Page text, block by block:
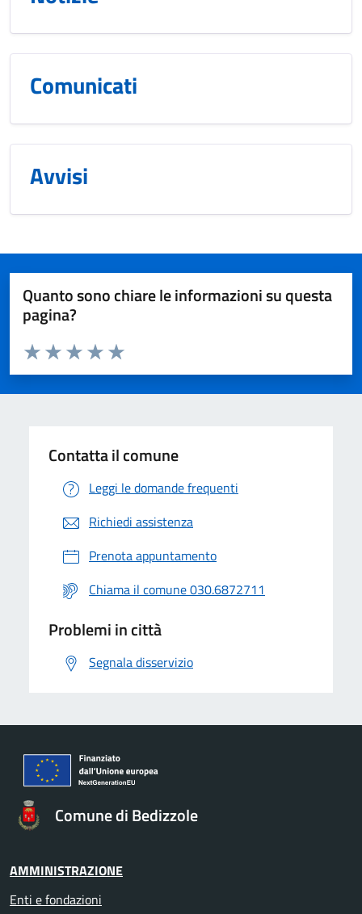
Comunicati
Avvisi
Quanto sono chiare le informazioni su questa
pagina?
Valuta da 1 a 5 stelle la pagina
Valuta 5 stelle su 5
Valuta 4 stelle su 5
Valuta 3 stelle su 5
Valuta 2 stelle su 5
Valuta 1 stelle su 5
Contatta il comune
Leggi le domande frequenti
Richiedi assistenza
Prenota appuntamento
Chiama il comune 030.6872711
Problemi in città
Segnala disservizio
Comune di Bedizzole
AMMINISTRAZIONE
Enti e fondazioni